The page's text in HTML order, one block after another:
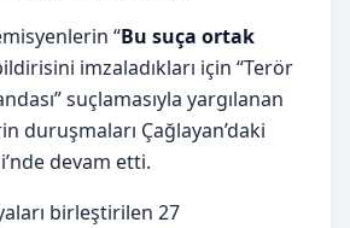
“Bu suça ortak
imzaladıkları için “Terör
suçlamasıyla yargılanan
duruşmaları Çağlayan’daki
devam etti.
birleştirilen 27